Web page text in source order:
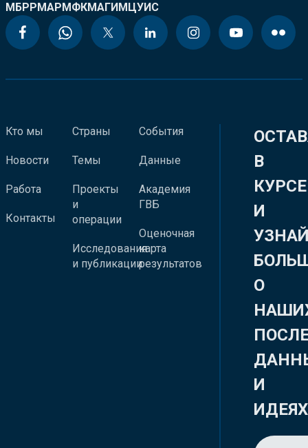
МБРРМАРМФКМАГИМЦУИС
Кто мы
Новости
Работа
Контакты
Страны
Темы
Проекты
и
операции
Исследования
и публикации
События
Данные
Академия
ГВБ
Оценочная
карта
результатов
В
КУРСЕ
И
О
И
ИДЕЯХ